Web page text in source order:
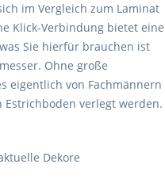
im Vergleich zum Laminat
Klick-Verbindung bietet eine
Sie hierfür brauchen ist
Ohne große
eigentlich von Fachmännern
verlegt werden.
Dekore